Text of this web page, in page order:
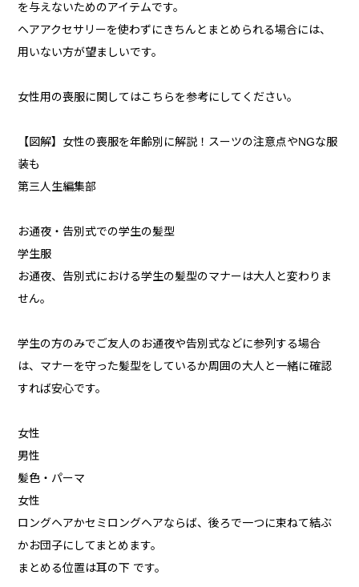
を与えないためのアイテムです。
ヘアアクセサリーを使わずにきちんとまとめられる場合には、
用いない方が望ましいです。
女性用の喪服に関してはこちらを参考にしてください。
【図解】女性の喪服を年齢別に解説！スーツの注意点やNGな服
装も
第三人生編集部
お通夜・告別式での学生の髪型
学生服
お通夜、告別式における学生の髪型のマナーは大人と変わりま
せん。
学生の方のみでご友人のお通夜や告別式などに参列する場合
は、マナーを守った髪型をしているか周囲の大人と一緒に確認
すれば安心です。
女性
男性
髪色・パーマ
女性
ロングヘアかセミロングヘアならば、後ろで一つに束ねて結ぶ
かお団子にしてまとめます。
まとめる位置は耳の下 です。